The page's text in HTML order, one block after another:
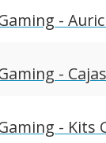
-
-
- Kits